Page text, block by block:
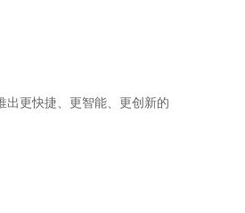
出更快捷、更智能、更创新的